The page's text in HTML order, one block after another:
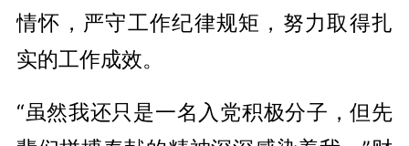
情怀，严守工作纪律规矩，努力取得扎
实的工作成效。
“虽然我还只是一名入党积极分子，但先